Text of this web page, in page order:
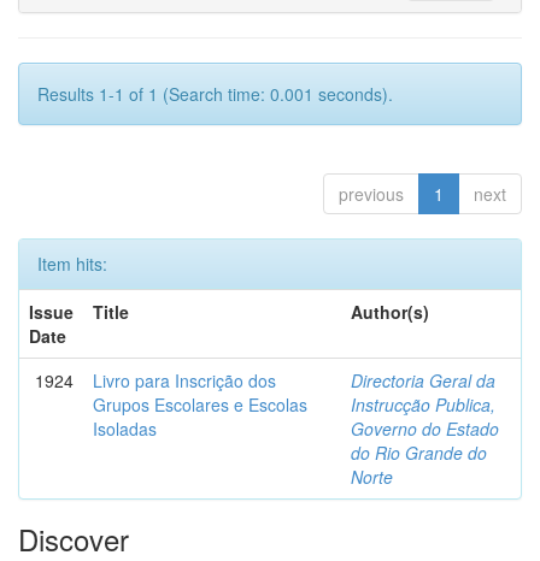
Results 1-1 of 1 (Search time: 0.001 seconds).
previous 1 next
Item hits:
Issue
Date
Title Author(s)
1924
Livro para Inscrição dos
Grupos Escolares e Escolas
Isoladas
Directoria Geral da
Instrucção Publica,
Governo do Estado
do Rio Grande do
Norte
Discover